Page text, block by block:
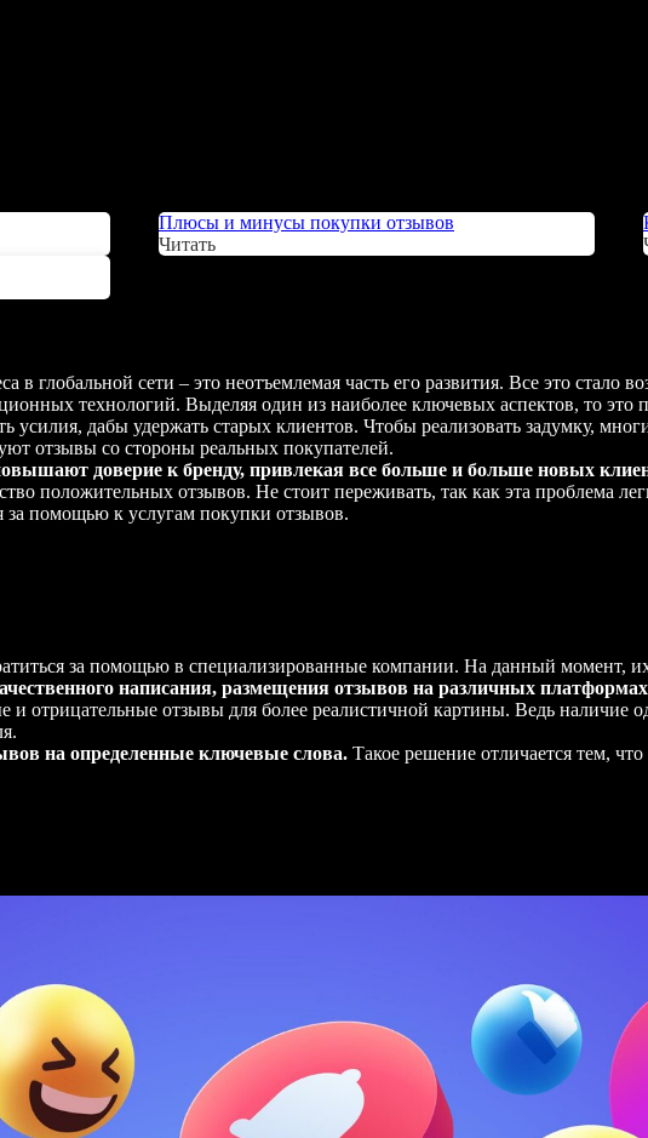
Плюсы и минусы покупки отзывов
Читать
глобальной сети – это неотъемлемая часть его развития. Все это стало
технологий. Выделяя один из наиболее ключевых аспектов, то это
усилия, дабы удержать старых клиентов. Чтобы реализовать задумку,
отзывы со стороны реальных покупателей.
доверие к бренду, привлекая все больше и больше новых
положительных отзывов. Не стоит переживать, так как эта проблема
за помощью к услугам покупки отзывов.
за помощью в специализированные компании. На данный момент,
написания, размещения отзывов на различных
отрицательные отзывы для более реалистичной картины. Ведь наличие
на определенные ключевые слова. Такое решение отличается тем,